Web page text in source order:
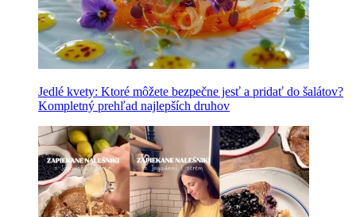
Jedlé kvety: Ktoré môžete bezpečne jesť a pridať do šalátov?
Kompletný prehľad najlepších druhov